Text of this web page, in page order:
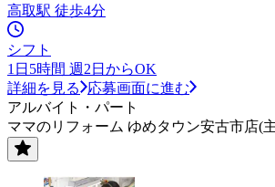
高取駅 徒歩4分
シフト
1日5時間 週2日からOK
詳細を見る
応募画面に進む
アルバイト・パート
ママのリフォーム ゆめタウン安古市店(